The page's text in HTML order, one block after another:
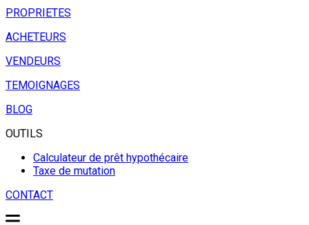
PROPRIETES
ACHETEURS
VENDEURS
TEMOIGNAGES
BLOG
OUTILS
Calculateur de prêt hypothécaire
Taxe de mutation
CONTACT